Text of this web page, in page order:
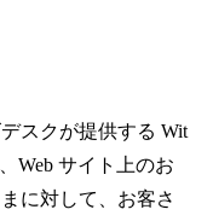
スクが提供する Wit
Web サイト上のお
に対して、お客さ